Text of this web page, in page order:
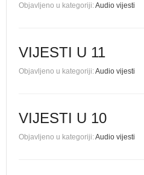
Objavljeno u kategoriji:Audio vijesti
VIJESTI U 11
Objavljeno u kategoriji:Audio vijesti
VIJESTI U 10
Objavljeno u kategoriji:Audio vijesti